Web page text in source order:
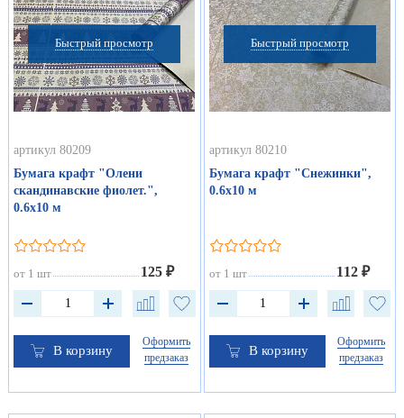
Быстрый просмотр
артикул 80209
Бумага крафт "Олени
скандинавские фиолет.",
0.6х10 м
от 1 шт 125 ₽
В корзину
Оформить
предзаказ
Быстрый просмотр
артикул 80210
Бумага крафт "Снежинки",
0.6х10 м
от 1 шт 112 ₽
В корзину
Оформить
предзаказ